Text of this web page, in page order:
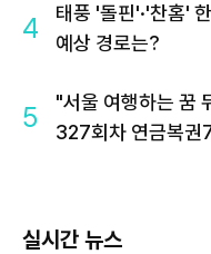
4
태풍 '돌핀'·'찬홈'
예상 경로는?
5
"서울 여행하는 꿈
327회차 연금복권
실시간 뉴스